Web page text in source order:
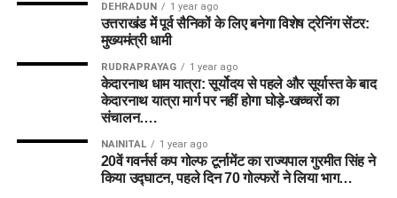
DEHRADUN 1 year ago
उत्तराखंड में पूर्व सैनिकों के लिए बनेगा विशेष ट्रेनिंग सेंटर:
मुख्यमंत्री धामी
RUDRAPRAYAG 1 year ago
केदारनाथ धाम यात्रा: सूर्योदय से पहले और सूर्यास्त के बाद
केदारनाथ यात्रा मार्ग पर नहीं होगा घोड़े-खच्चरों का
संचालन….
NAINITAL 1 year ago
20वें गवर्नर्स कप गोल्फ टूर्नामेंट का राज्यपाल गुरमीत सिंह ने
किया उद्घाटन, पहले दिन 70 गोल्फरों ने लिया भाग…